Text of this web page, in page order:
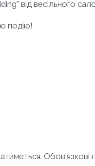
подію!
Обов’язкові